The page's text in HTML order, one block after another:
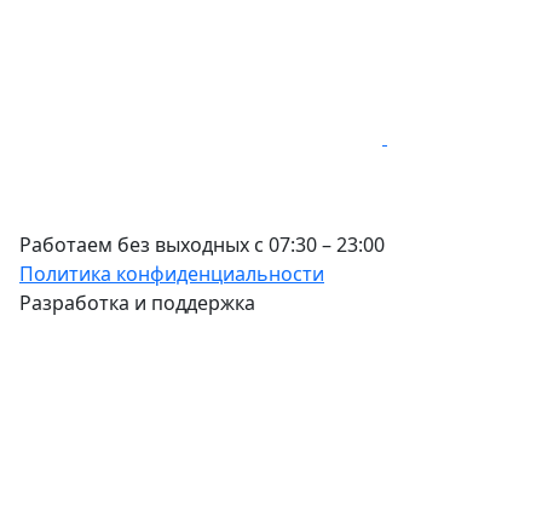
Работаем без выходных с 07:30 – 23:00
Политика конфиденциальности
Разработка и поддержка